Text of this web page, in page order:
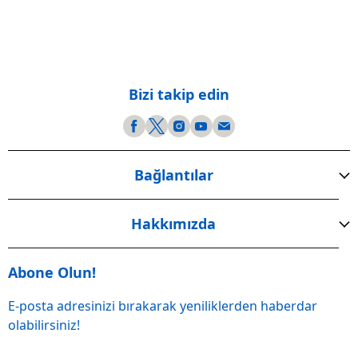
Bizi takip edin
Bağlantılar
Hakkımızda
Abone Olun!
E-posta adresinizi bırakarak yeniliklerden haberdar
olabilirsiniz!